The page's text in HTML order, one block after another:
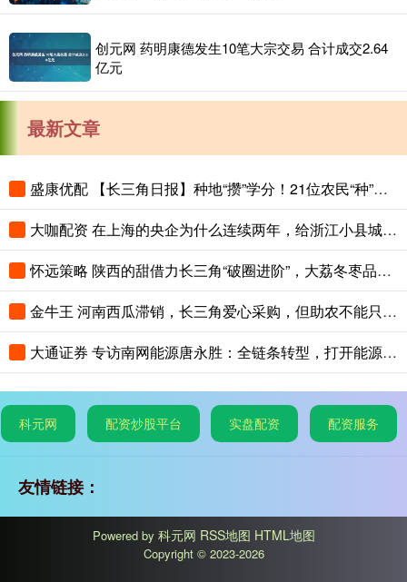
创元网 药明康德发生10笔大宗交易 合计成交2.64
亿元
最新文章
盛康优配 【长三角日报】种地“攒”学分！21位农民“种”出大专文凭
大咖配资 在上海的央企为什么连续两年，给浙江小县城里的这个创新中心写感谢信？
怀远策略 陕西的甜借力长三角“破圈进阶”，大荔冬枣品鉴会在沪举办
金牛王 河南西瓜滞销，长三角爱心采购，但助农不能只靠爱心救场
大通证券 专访南网能源唐永胜：全链条转型，打开能源低碳发展新赛道
科元网 配资炒股平台 实盘配资 配资服务
友情链接：
Powered by 科元网 RSS地图 HTML地图
Copyright © 2023-2026